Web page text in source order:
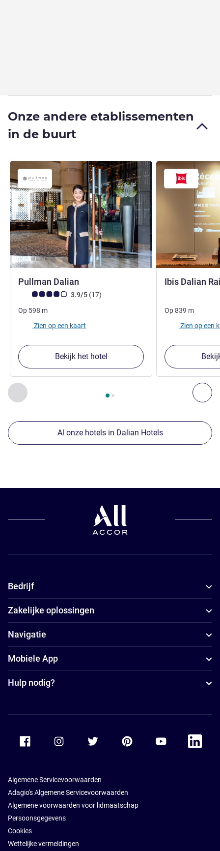
Onze andere etablissementen
in de buurt
Vorige - Onze andere etablissementen in de buurt
Pagina , Onze andere etablissementen in de buurt 1
Pullman Dalian
Avis-klantbeoordeling (ALL beoordeling)
3.9/5 (17beoordelingen
)
Op 598 m
Zien op een kaart
Bekijk het hotel
Ibis Dalian
Op839 m
Zien op een
Al onze hotels in Dalian Hotels
Bedrijf
Zakelijke oplossingen
Navigatie
Mobiele App
Hulp nodig?
Accor Facebook Accor TwitterAccor PinterestAccor Youtube
Accor
Algemene Servicevoorwaarden
Adagio's Algemene Servicevoorwaarden
Algemene voorwaarden voor lidmaatschap
Persoonsgegevens
Cookies
Wettelijke vermeldingen